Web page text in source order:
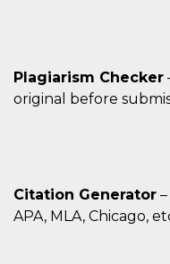
Plagiarism Checker
original before
Citation Generator
APA, MLA, Chicago,